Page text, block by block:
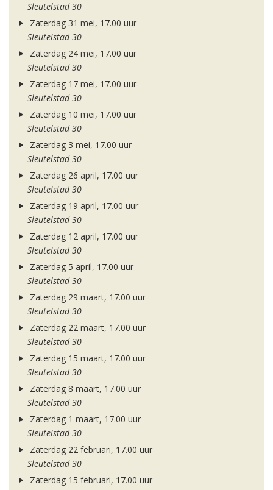
Sleutelstad 30
Zaterdag 31 mei, 17.00 uur
Sleutelstad 30
Zaterdag 24 mei, 17.00 uur
Sleutelstad 30
Zaterdag 17 mei, 17.00 uur
Sleutelstad 30
Zaterdag 10 mei, 17.00 uur
Sleutelstad 30
Zaterdag 3 mei, 17.00 uur
Sleutelstad 30
Zaterdag 26 april, 17.00 uur
Sleutelstad 30
Zaterdag 19 april, 17.00 uur
Sleutelstad 30
Zaterdag 12 april, 17.00 uur
Sleutelstad 30
Zaterdag 5 april, 17.00 uur
Sleutelstad 30
Zaterdag 29 maart, 17.00 uur
Sleutelstad 30
Zaterdag 22 maart, 17.00 uur
Sleutelstad 30
Zaterdag 15 maart, 17.00 uur
Sleutelstad 30
Zaterdag 8 maart, 17.00 uur
Sleutelstad 30
Zaterdag 1 maart, 17.00 uur
Sleutelstad 30
Zaterdag 22 februari, 17.00 uur
Sleutelstad 30
Zaterdag 15 februari, 17.00 uur